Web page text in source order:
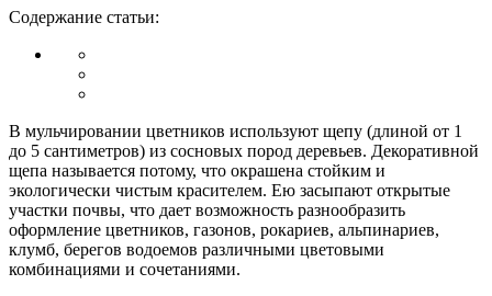
Содержание статьи:
В мульчировании цветников используют щепу (длиной от 1
до 5 сантиметров) из сосновых пород деревьев. Декоративной
щепа называется потому, что окрашена стойким и
экологически чистым красителем. Ею засыпают открытые
участки почвы, что дает возможность разнообразить
оформление цветников, газонов, рокариев, альпинариев,
клумб, берегов водоемов различными цветовыми
комбинациями и сочетаниями.